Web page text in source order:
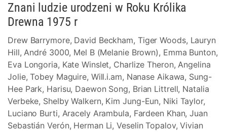
Znani ludzie urodzeni w Roku Królika
Drewna 1975 r
Drew Barrymore, David Beckham, Tiger Woods, Lauryn
Hill, André 3000, Mel B (Melanie Brown), Emma Bunton,
Eva Longoria, Kate Winslet, Charlize Theron, Angelina
Jolie, Tobey Maguire, Will.i.am, Nanase Aikawa, Sung-
Hee Park, Harisu, Daewon Song, Brian Littrell, Natalia
Verbeke, Shelby Walkern, Kim Jung-Eun, Niki Taylor,
Luciano Burti, Aracely Arambula, Fardeen Khan, Juan
Sebastián Verón, Herman Li, Veselin Topalov, Vivian